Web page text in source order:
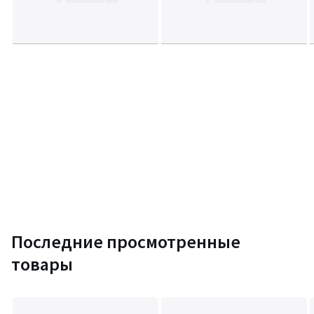
Последние просмотренные
товары